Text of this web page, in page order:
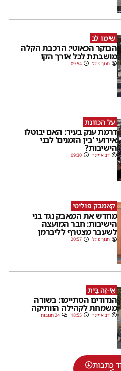
שימו לב
הבוקר הכאוטי: הרכבת הקלה
מושבתת לכל אורך הקו
חנוך פוגל 09:54
על הכוונת
דרמת ענק בעיר: האם יבוטלו
אירועי 'בין הזמנים' לבני
הישיבות?
דב אייזנר 09:30
קאמבק פוליטי
מחדש את המאבק נגד בני
הישיבות: חבר המועצה
לשעבר מצטרף לליברמן
חנוך פוגל 20:57
אֵי-זֶה בַּיִת
הנדודים הסתיימו: בשורה
משמחת לקהילה הוותיקה
דב אייזנר 18:55 24 תגובות
כתבות